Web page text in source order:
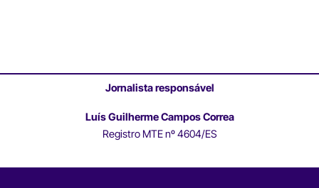
Jornalista responsável
Luís Guilherme Campos Correa
Registro MTE nº 4604/ES